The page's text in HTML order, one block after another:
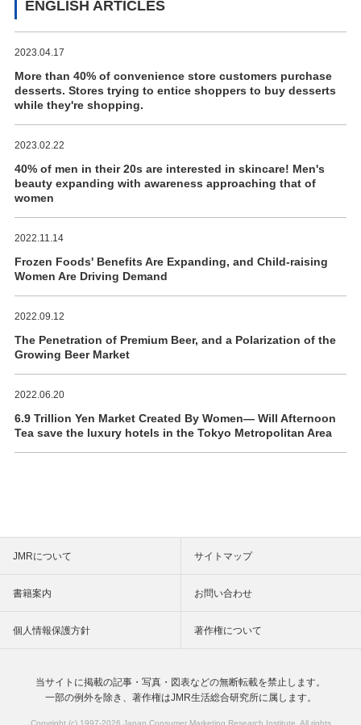
ENGLISH ARTICLES
2023.04.17
More than 40% of convenience store customers purchase
desserts. Stores trying to entice shoppers to buy desserts
while they're shopping.
2023.02.22
40% of men in their 20s are interested in skincare! Men's
beauty expanding with awareness approaching that of
women
2022.11.14
Frozen Foods' Benefits Are Expanding, and Child-raising
Women Are Driving Demand
2022.09.12
The Penetration of Premium Beer, and a Polarization of the
Growing Beer Market
2022.06.20
6.9 Trillion Yen Market Created By Women― Will Afternoon
Tea save the luxury hotels in the Tokyo Metropolitan Area
JMRについて サイトマップ
書籍案内 お問い合わせ
個人情報保護方針 著作権について
当サイトに掲載の記事・写真・図表などの無断転載を禁止します。
一部の例外を除き、著作権はJMR生活総合研究所に属します。
Copyright (c) 1997-2026 Japan Consumer Marketing Research Institute. All rights